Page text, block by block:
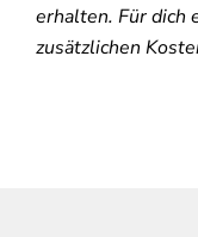
erhalten. Für dich
zusätzlichen